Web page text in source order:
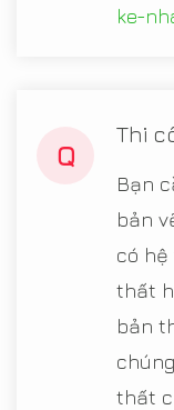
ke-
Q
Thi
Bạn
bản
có
thất
bản
thất